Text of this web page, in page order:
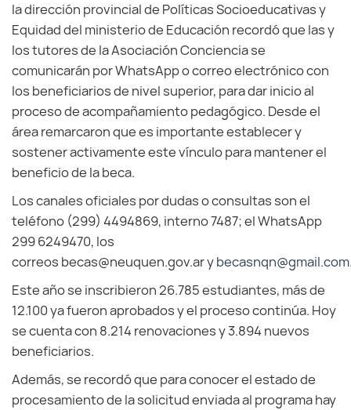
la dirección provincial de Políticas Socioeducativas y
Equidad del ministerio de Educación recordó que las y
los tutores de la Asociación Conciencia se
comunicarán por WhatsApp o correo electrónico con
los beneficiarios de nivel superior, para dar inicio al
proceso de acompañamiento pedagógico. Desde el
área remarcaron que es importante establecer y
sostener activamente este vínculo para mantener el
beneficio de la beca.
Los canales oficiales por dudas o consultas son el
teléfono (299) 4494869, interno 7487; el WhatsApp
299 6249470, los
correos becas@neuquen.gov.ar ybecasnqn@gmail.com
Este año se inscribieron 26.785 estudiantes, más de
12.100 ya fueron aprobados y el proceso continúa. Hoy
se cuenta con 8.214 renovaciones y 3.894 nuevos
beneficiarios.
Además, se recordó que para conocer el estado de
procesamiento de la solicitud enviada al programa hay